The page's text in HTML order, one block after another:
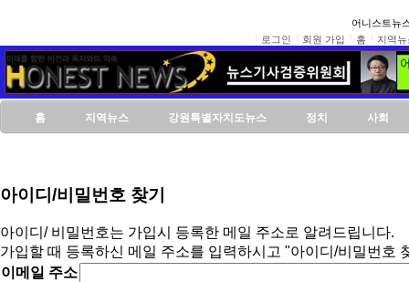
어니스트뉴
로그인
회원 가입 홈 지역뉴
홈 지역뉴스 강원특별자치도뉴스 정치 사회
아이디/비밀번호 찾기
아이디/ 비밀번호는 가입시 등록한 메일 주소로 알려드립니다.
가입할 때 등록하신 메일 주소를 입력하시고 "아이디/비밀번호
이메일 주소